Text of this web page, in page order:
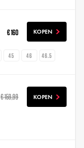
€ 160 KOPEN
45 46 46.5
€ 159,99 KOPEN